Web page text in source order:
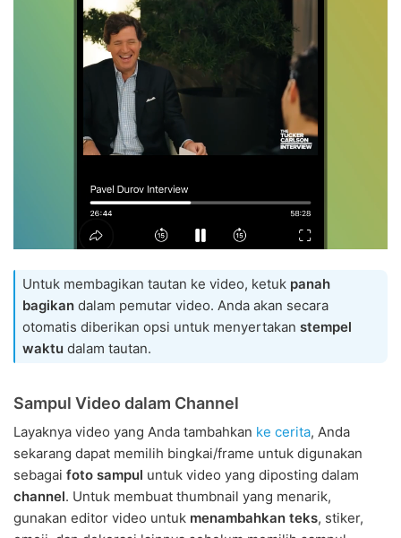
Untuk membagikan tautan ke video, ketuk panah
bagikan dalam pemutar video. Anda akan secara
otomatis diberikan opsi untuk menyertakan stempel
waktu dalam tautan.
Sampul Video dalam Channel
Layaknya video yang Anda tambahkan ke cerita, Anda
sekarang dapat memilih bingkai/frame untuk digunakan
sebagai foto sampul untuk video yang diposting dalam
channel. Untuk membuat thumbnail yang menarik,
gunakan editor video untuk menambahkan teks, stiker,